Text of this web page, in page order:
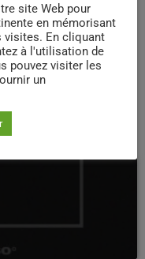
— PÉRIGUEUX
BOOM
site Web pour
en mémorisant
visites. En cliquant
à l'utilisation de
pouvez visiter les
un